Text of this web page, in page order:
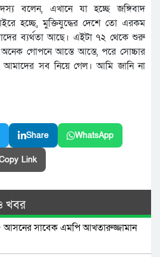
বলেন, এখানে যা হচ্ছে জঙ্গিবাদ
হচ্ছে, মুক্তিযুদ্ধের দেশে তো এরকম
ব্যর্থতা আছে। এইটা ৭২ থেকে শুরু
গোপনে আস্তে আস্তে, পরে সোচ্চার
সব নিয়ে গেল। আমি জানি না
Share WhatsApp
Link
খবর
আসনের সাবেক এমপি আখতারুজ্জামান